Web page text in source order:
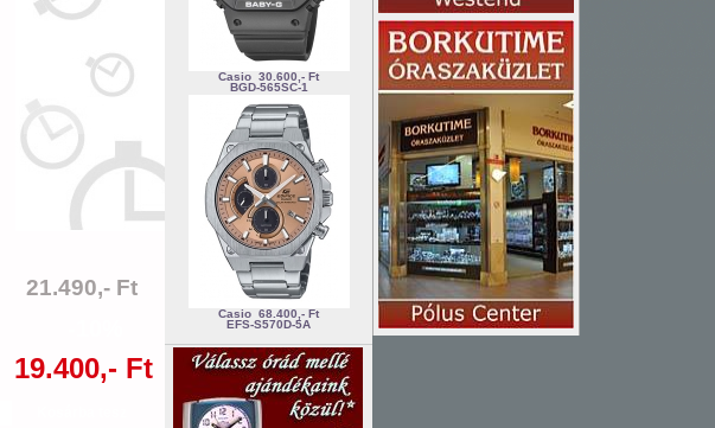
21.490,- Ft
19.400,- Ft
Casio 30.600,- Ft
BGD-565SC-1
Casio 68.400,- Ft
EFS-S570D-5A